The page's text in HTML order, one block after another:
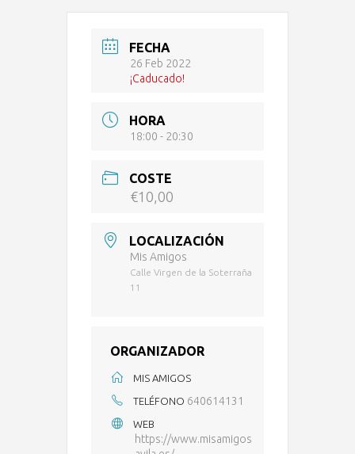
FECHA
26 Feb 2022
¡Caducado!
HORA
18:00 - 20:30
COSTE
€10,00
LOCALIZACIÓN
Mis Amigos
Calle Virgen de la Soterraña
11
ORGANIZADOR
MIS AMIGOS
TELÉFONO 640614131
WEB
https://www.misamigos